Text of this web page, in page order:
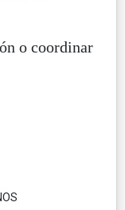
o coordinar